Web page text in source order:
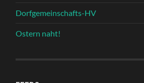
Dorfgemeinschafts-HV
Ostern naht!